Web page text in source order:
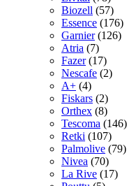
Biozell (57)
Essence (176)
Garnier (126)
Atria (7)
Fazer (17)
Nescafe (2)
A+ (4)
Fiskars (2)
Orthex (8)
Tescoma (146)
Retki (107)
Palmolive (79)
Nivea (70)
La Rive (17)